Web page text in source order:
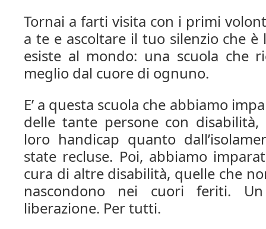
Tornai a farti visita con i primi
a te e ascoltare il tuo silenzio che è
esiste al mondo: una scuola che
meglio dal cuore di ognuno.
E’ a questa scuola che abbiamo
delle tante persone con
loro handicap quanto
state recluse. Poi, abbiamo
cura di altre disabilità, quelle che
nascondono nei cuori feriti.
liberazione. Per tutti.